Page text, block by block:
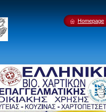
Homepage